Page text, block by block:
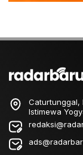
Caturtunggal,
Istimewa